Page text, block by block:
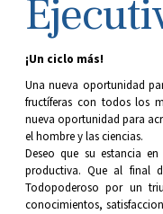
¡Un ciclo más!
Una nueva oportunidad
fructíferas con todos los
nueva oportunidad para
el hombre y las ciencias.
Deseo que su estancia
productiva. Que al final
Todopoderoso por un
conocimientos,